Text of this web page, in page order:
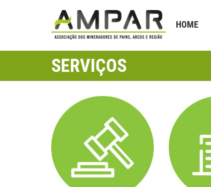
HOME
SERVIÇOS